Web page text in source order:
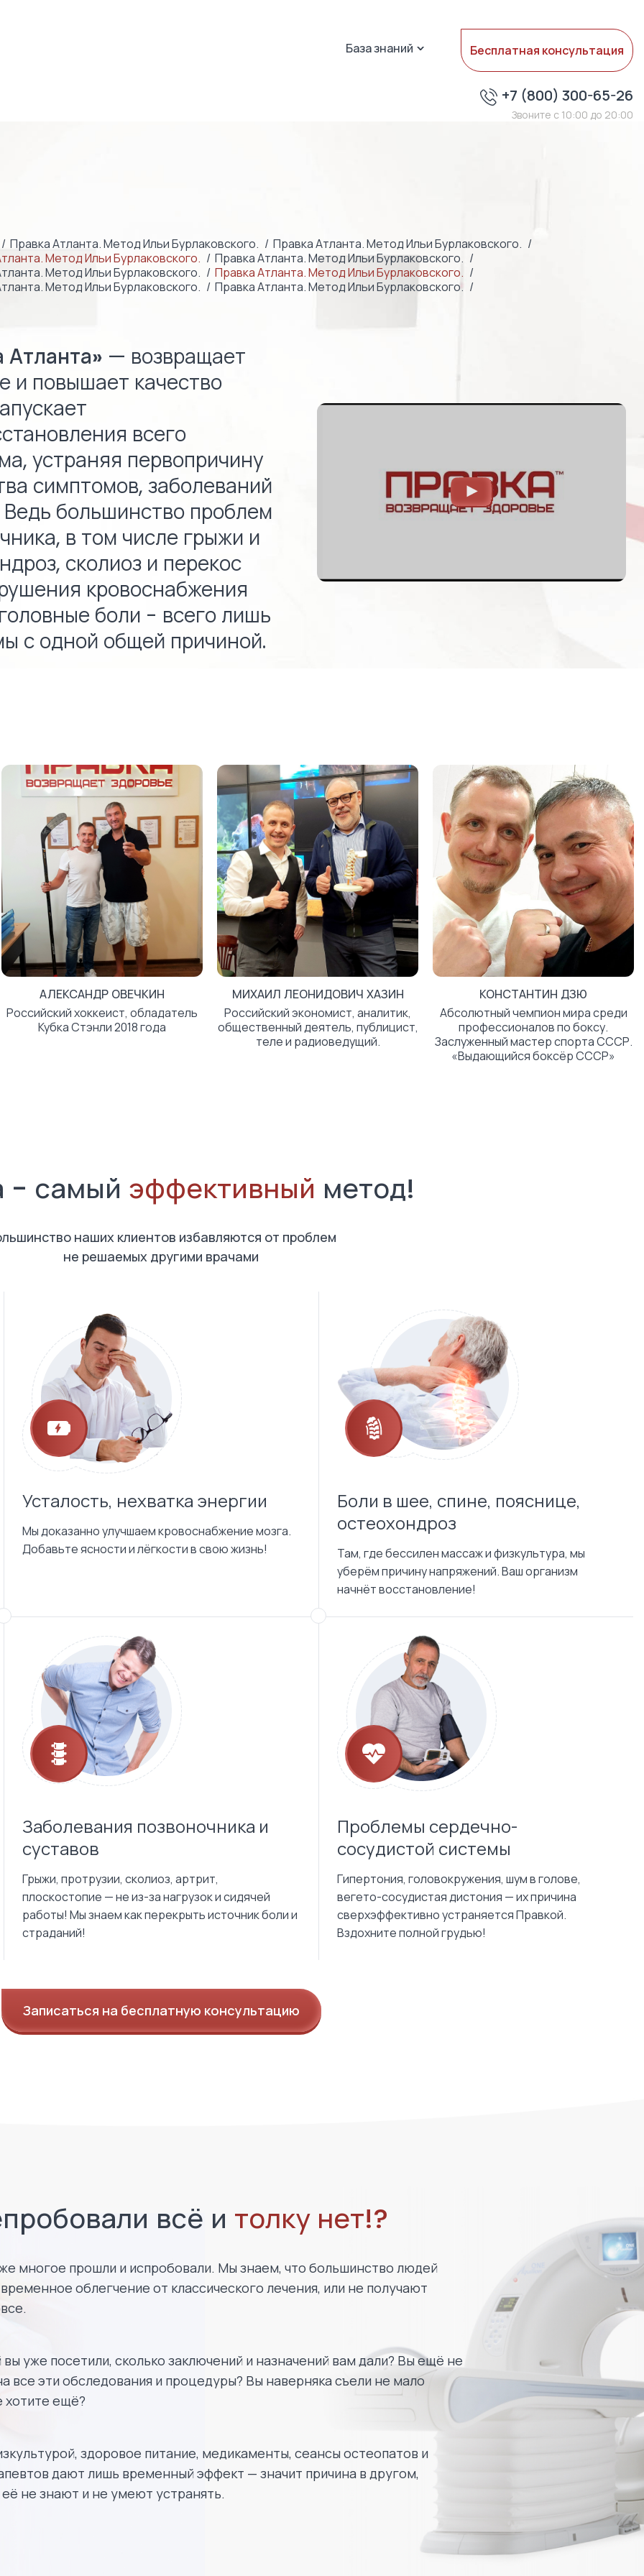
База знаний Бесплатная консультация
+7 (800) 300-65-26
Звоните с 10:00 до 20:00
Правка Атланта. Метод Ильи Бурлаковского.
Правка Атланта. Метод Ильи Бурлаковского.
Метод Ильи Бурлаковского.
Правка Атланта. Метод Ильи Бурлаковского.
Метод Ильи Бурлаковского.
Правка Атланта. Метод Ильи Бурлаковского.
Метод Ильи Бурлаковского.
Правка Атланта. Метод Ильи Бурлаковского.
Атланта» — возвращает
и повышает качество
всего
устраняя первопричину
симптомов, заболеваний
Ведь большинство проблем
в том числе грыжи и
сколиоз и перекос
кровоснабжения
боли - всего лишь
с одной общей причиной.
АЛЕКСАНДР ОВЕЧКИН
Российский хоккеист, обладатель
Кубка Стэнли 2018 года
МИХАИЛ ЛЕОНИДОВИЧ ХАЗИН
Российский экономист, аналитик,
общественный деятель, публицист,
теле и радиоведущий.
КОНСТАНТИН ДЗЮ
Абсолютный чемпион мира среди
профессионалов по боксу.
Заслуженный мастер спорта СССР.
«Выдающийся боксёр СССР»
- самый эффективный метод!
наших клиентов избавляются от проблем
не решаемых другими врачами
Усталость, нехватка энергии
Мы доказанно улучшаем кровоснабжение мозга.
Добавьте ясности и лёгкости в свою жизнь!
Боли в шее, спине, пояснице,
остеохондроз
Там, где бессилен массаж и физкультура, мы
уберём причину напряжений. Ваш организм
начнёт восстановление!
Заболевания позвоночника и
суставов
Грыжи, протрузии, сколиоз, артрит,
плоскостопие — не из-за нагрузок и сидячей
работы! Мы знаем как перекрыть источник боли и
страданий!
Проблемы сердечно-
сосудистой системы
Гипертония, головокружения, шум в голове,
вегето-сосудистая дистония — их причина
сверхэффективно устраняется Правкой.
Вздохните полной грудью!
Записаться на бесплатную консультацию
всё и толку нет!?
многое прошли и испробовали. Мы знаем, что большинство людей
облегчение от классического лечения, или не получают
вы уже посетили, сколько заключений и назначений вам дали? Вы ещё не
все эти обследования и процедуры? Вы наверняка съели не мало
хотите ещё?
здоровое питание, медикаменты, сеансы остеопатов и
дают лишь временный эффект — значит причина в другом,
не знают и не умеют устранять.